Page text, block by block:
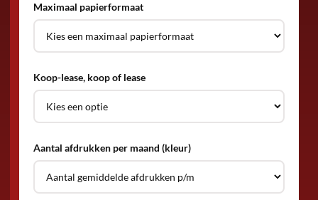
Maximaal papierformaat
Koop-lease, koop of lease
Aantal afdrukken per maand (kleur)